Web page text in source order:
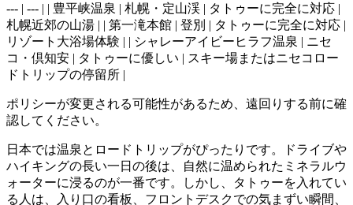
--- | --- | | 豊平峡温泉 | 札幌・定山渓 | タトゥーに完全に対応 |
札幌近郊の山湯 | | 第一滝本館 | 登別 | タトゥーに完全に対応 |
リゾート大浴場体験 | | シャレーアイビーヒラフ温泉 | ニセ
コ・倶知安 | タトゥーに優しい | スキー場またはニセコロー
ドトリップの停留所 |
ポリシーが変更される可能性があるため、遠回りする前に確
認してください。
日本では温泉とロードトリップがぴったりです。ドライブや
ハイキングの長い一日の後は、自然に温められたミネラルウ
ォーターに浸るのが一番です。しかし、タトゥーを入れてい
る人は、入り口の看板、フロントデスクでの気まずい瞬間、